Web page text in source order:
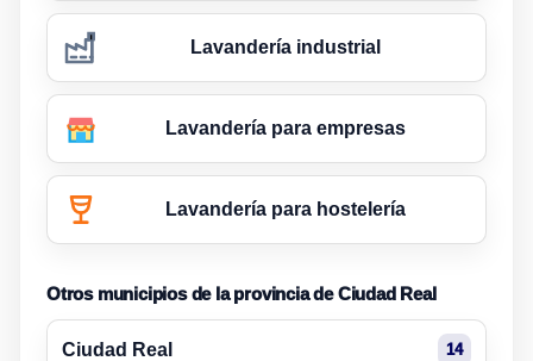
Lavandería industrial
Lavandería para empresas
Lavandería para hostelería
Otros municipios de la provincia de Ciudad Real
Ciudad Real 14